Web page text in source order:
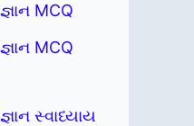
MCQ
MCQ
સ્વાધ્યાય